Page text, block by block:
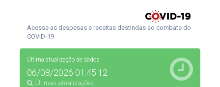
Acesse as despesas e receitas destindas ao combate do
COVID-19
Última atualização de dados
06/08/2026 01:45:12
Últimas atualizações